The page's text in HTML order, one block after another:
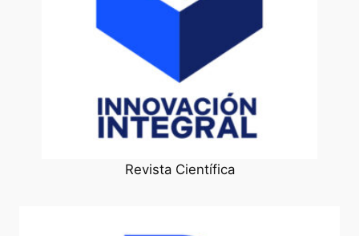
Revista Científica